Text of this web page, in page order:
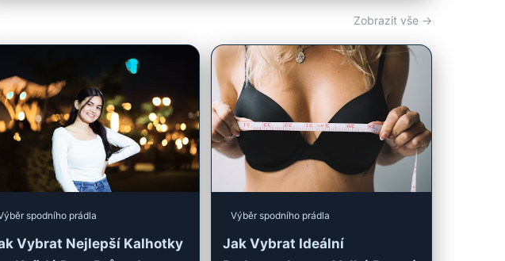
Zobrazit vše →
spodního prádla
Vybrat Nejlepší Kalhotky
Výběr spodního prádla
Jak Vybrat Ideální